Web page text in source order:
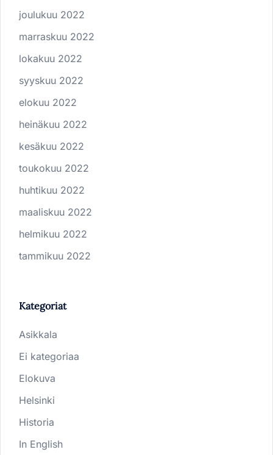
joulukuu 2022
marraskuu 2022
lokakuu 2022
syyskuu 2022
elokuu 2022
heinäkuu 2022
kesäkuu 2022
toukokuu 2022
huhtikuu 2022
maaliskuu 2022
helmikuu 2022
tammikuu 2022
Kategoriat
Asikkala
Ei kategoriaa
Elokuva
Helsinki
Historia
In English